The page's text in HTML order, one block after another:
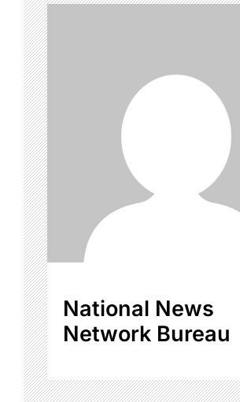
National News
Network Bureau